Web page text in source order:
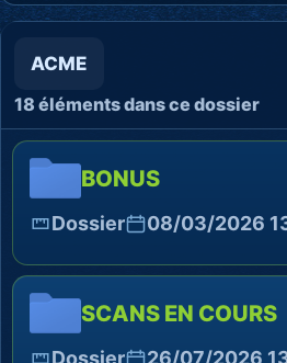
ACME
18 éléments dans ce dossier
BONUS
Dossier 08/03/2026
SCANS EN COURS
Dossier 26/07/2026